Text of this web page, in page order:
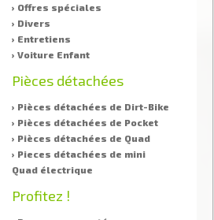
Quel quad choisir Bienvenue
vrai que l on arrive pas a se
quads et motos pour enfants Qu
› Offres spéciales
› Divers
› Entretiens
› Voiture Enfant
Pièces détachées
› Pièces détachées de Dirt-Bike
› Pièces détachées de Pocket
› Pièces détachées de Quad
› Pieces détachées de mini
Quad électrique
Profitez !